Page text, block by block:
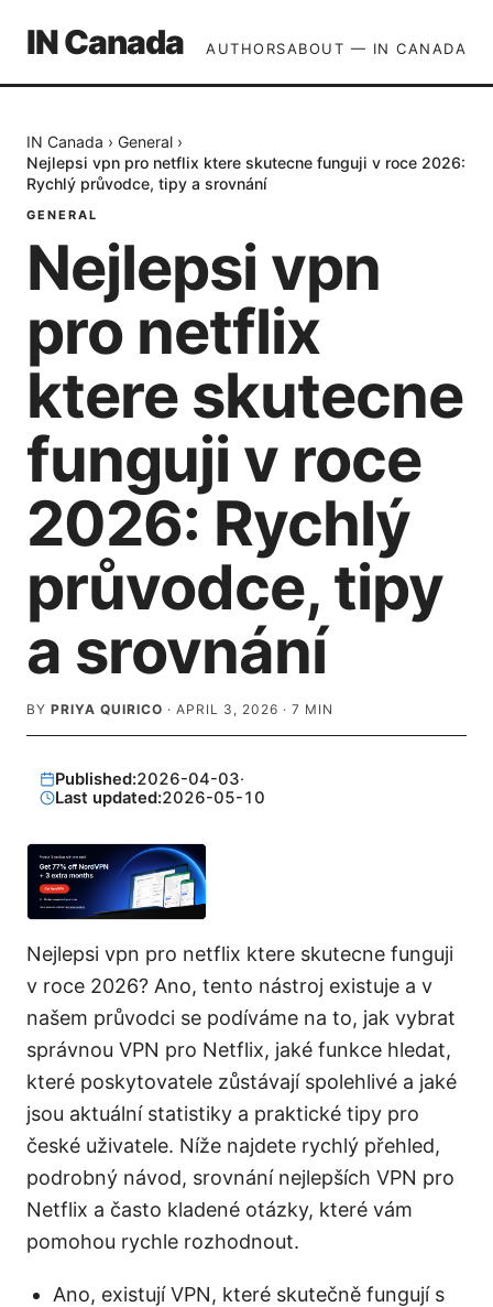
IN Canada AUTHORSABOUT — IN CANADA
IN Canada › General ›
Nejlepsi vpn pro netflix ktere skutecne funguji v roce 2026:
Rychlý průvodce, tipy a srovnání
GENERAL
Nejlepsi vpn
pro netflix
ktere skutecne
funguji v roce
2026: Rychlý
průvodce, tipy
a srovnání
BY PRIYA QUIRICO · APRIL 3, 2026 · 7 MIN
Published:2026-04-03·
Last updated:2026-05-10
Nejlepsi vpn pro netflix ktere skutecne funguji
v roce 2026? Ano, tento nástroj existuje a v
našem průvodci se podíváme na to, jak vybrat
správnou VPN pro Netflix, jaké funkce hledat,
které poskytovatele zůstávají spolehlivé a jaké
jsou aktuální statistiky a praktické tipy pro
české uživatele. Níže najdete rychlý přehled,
podrobný návod, srovnání nejlepších VPN pro
Netflix a často kladené otázky, které vám
pomohou rychle rozhodnout.
Ano, existují VPN, které skutečně fungují s